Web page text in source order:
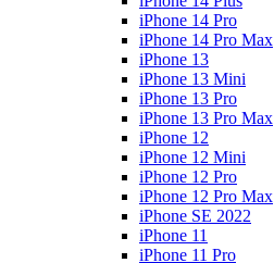
iPhone 14 Pro
iPhone 14 Pro Max
iPhone 13
iPhone 13 Mini
iPhone 13 Pro
iPhone 13 Pro Max
iPhone 12
iPhone 12 Mini
iPhone 12 Pro
iPhone 12 Pro Max
iPhone SE 2022
iPhone 11
iPhone 11 Pro